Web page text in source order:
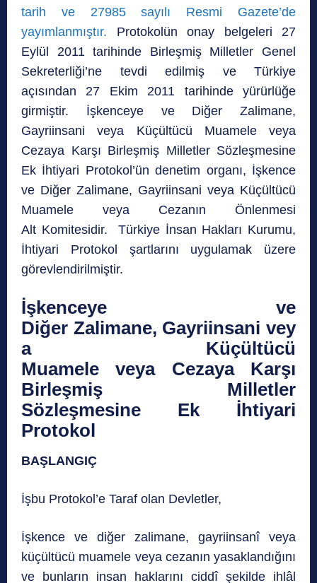
tarih ve 27985 sayılı Resmi Gazete’de
yayımlanmıştır. Protokolün onay belgeleri 27
Eylül 2011 tarihinde Birleşmiş Milletler Genel
Sekreterliği’ne tevdi edilmiş ve Türkiye
açısından 27 Ekim 2011 tarihinde yürürlüğe
girmiştir. İşkenceye ve Diğer Zalimane,
Gayriinsani veya Küçültücü Muamele veya
Cezaya Karşı Birleşmiş Milletler Sözleşmesine
Ek İhtiyari Protokol’ün denetim organı, İşkence
ve Diğer Zalimane, Gayriinsani veya Küçültücü
Muamele veya Cezanın Önlenmesi
Alt Komitesidir. Türkiye İnsan Hakları Kurumu,
İhtiyari Protokol şartlarını uygulamak üzere
görevlendirilmiştir.
İşkenceye ve
Diğer Zalimane, Gayriinsani vey
a Küçültücü
Muamele veya Cezaya Karşı
Birleşmiş Milletler
Sözleşmesine Ek İhtiyari
Protokol
BAŞLANGIÇ
İşbu Protokol’e Taraf olan Devletler,
İşkence ve diğer zalimane, gayriinsanî veya
küçültücü muamele veya cezanın yasaklandığını
ve bunların insan haklarını ciddî şekilde ihlâl